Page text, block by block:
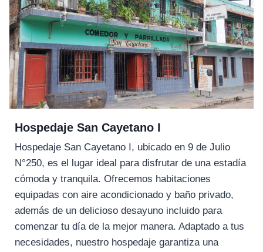
Hospedaje San Cayetano I
Hospedaje San Cayetano I, ubicado en 9 de Julio
N°250, es el lugar ideal para disfrutar de una estadía
cómoda y tranquila. Ofrecemos habitaciones
equipadas con aire acondicionado y baño privado,
además de un delicioso desayuno incluido para
comenzar tu día de la mejor manera. Adaptado a tus
necesidades, nuestro hospedaje garantiza una